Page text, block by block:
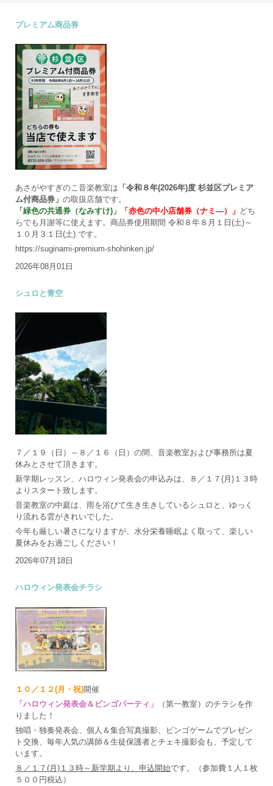
プレミアム商品券
あさがやすぎのこ音楽教室は 「令和８年(2026年)度 杉並区プレミア
ム付商品券」 の取扱店舗です。
「緑色の共通券（なみすけ)」
「赤色の中小店舗券（ナミ―）」 どち
らでも月謝等に使えます。商品券使用期間 令和８年８月１日(土)～
１０月３１日(土) です。
https://suginami-premium-shohinken.jp/
2026年08月01日
シュロと青空
７／１９（日）～８／１６（日）の間、音楽教室および事務所は夏
休みとさせて頂きます。
新学期レッスン、ハロウィン発表会の申込みは、８／１７(月)１３時
よりスタート致します。
音楽教室の中庭は、雨を浴びて生き生きしているシュロと、ゆっく
り流れる雲がきれいでした。
今年も厳しい暑さになりますが、水分栄養睡眠よく取って、楽しい
夏休みをお過ごしください！
2026年07月18日
ハロウィン発表会チラシ
１０／１２(月・祝)開催
「ハロウィン発表会＆ビンゴパーティ」
（第一教室）のチラシを作
りました！
独唱・独奏発表会、個人＆集合写真撮影、ビンゴゲームでプレゼン
ト交換、毎年人気の講師＆生徒保護者とチェキ撮影会も、予定して
います。
８／１７(月)１３時～新学期より、申込開始です。（参加費１人１枚
５００円税込）